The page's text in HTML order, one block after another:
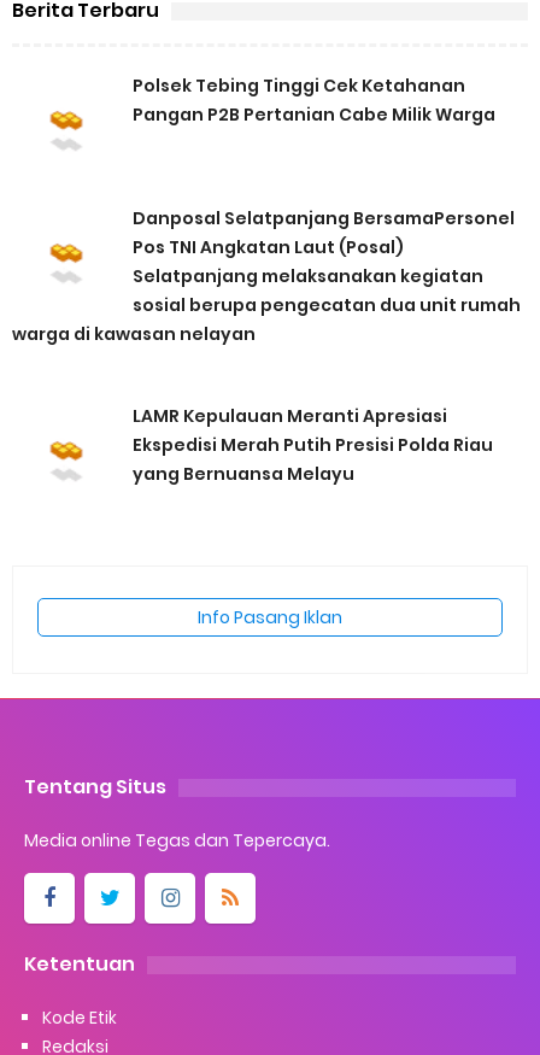
Berita Terbaru
Polsek Tebing Tinggi Cek Ketahanan
Pangan P2B Pertanian Cabe Milik Warga
Danposal Selatpanjang BersamaPersonel
Pos TNI Angkatan Laut (Posal)
Selatpanjang melaksanakan kegiatan
sosial berupa pengecatan dua unit rumah
warga di kawasan nelayan
LAMR Kepulauan Meranti Apresiasi
Ekspedisi Merah Putih Presisi Polda Riau
yang Bernuansa Melayu
Info Pasang Iklan
Tentang Situs
Media online Tegas dan Tepercaya.
Ketentuan
Kode Etik
Redaksi